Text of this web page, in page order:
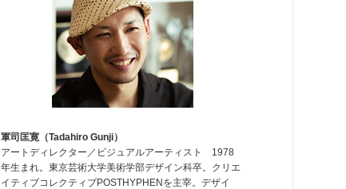
軍司匡寛（Tadahiro Gunji）
アートディレクター／ビジュアルアーティスト 1978
年生まれ。東京芸術大学美術学部デザイン科卒。クリエ
イティブコレクティブPOSTHYPHENを主宰。デザイ